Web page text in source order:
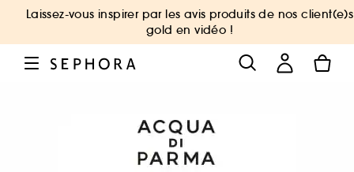
Laissez-vous inspirer par les avis produits de nos client(e)s
gold en vidéo !